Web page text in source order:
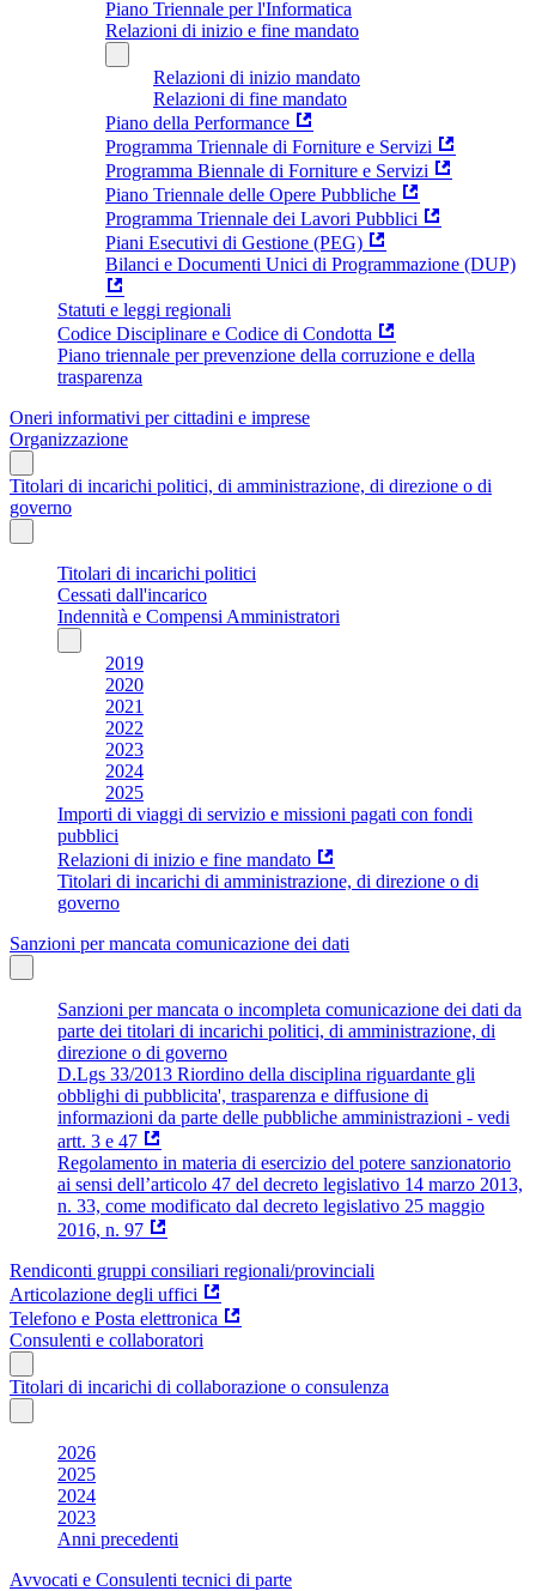
Piano Triennale per l'Informatica
Relazioni di inizio e fine mandato
Relazioni di inizio mandato
Relazioni di fine mandato
Piano della Performance
Programma Triennale di Forniture e Servizi
Programma Biennale di Forniture e Servizi
Piano Triennale delle Opere Pubbliche
Programma Triennale dei Lavori Pubblici
Piani Esecutivi di Gestione (PEG)
Bilanci e Documenti Unici di Programmazione (DUP)
Statuti e leggi regionali
Codice Disciplinare e Codice di Condotta
Piano triennale per prevenzione della corruzione e della
trasparenza
Oneri informativi per cittadini e imprese
Organizzazione
Titolari di incarichi politici, di amministrazione, di direzione o di
governo
Titolari di incarichi politici
Cessati dall'incarico
Indennità e Compensi Amministratori
2019
2020
2021
2022
2023
2024
2025
Importi di viaggi di servizio e missioni pagati con fondi
pubblici
Relazioni di inizio e fine mandato
Titolari di incarichi di amministrazione, di direzione o di
governo
Sanzioni per mancata comunicazione dei dati
Sanzioni per mancata o incompleta comunicazione dei dati da
parte dei titolari di incarichi politici, di amministrazione, di
direzione o di governo
D.Lgs 33/2013 Riordino della disciplina riguardante gli
obblighi di pubblicita', trasparenza e diffusione di
informazioni da parte delle pubbliche amministrazioni - vedi
artt. 3 e 47
Regolamento in materia di esercizio del potere sanzionatorio
ai sensi dell’articolo 47 del decreto legislativo 14 marzo 2013,
n. 33, come modificato dal decreto legislativo 25 maggio
2016, n. 97
Rendiconti gruppi consiliari regionali/provinciali
Articolazione degli uffici
Telefono e Posta elettronica
Consulenti e collaboratori
Titolari di incarichi di collaborazione o consulenza
2026
2025
2024
2023
Anni precedenti
Avvocati e Consulenti tecnici di parte